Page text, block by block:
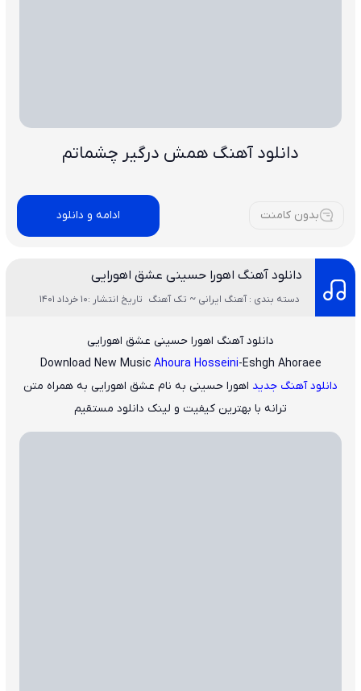
دانلود آهنگ همش درگیر چشماتم
بدون کامنت ادامه و دانلود
دانلود آهنگ اهورا حسینی عشق اهورایی
دسته بندی : آهنگ ایرانی ~ تک آهنگ تاریخ انتشار :10 خرداد 1401
دانلود آهنگ اهورا حسینی عشق اهورایی
Download New MusicAhoura Hosseini-Eshgh Ahoraee
دانلود آهنگ جدید اهورا حسینی به نام عشق اهورایی به همراه متن
ترانه با بهترین کیفیت و لینک دانلود مستقیم